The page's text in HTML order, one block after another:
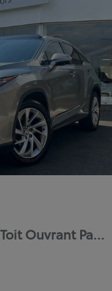
Ouvrant